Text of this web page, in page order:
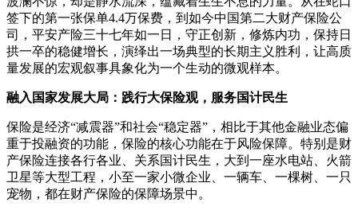
签下的第一张保单4.4万保费，到如今中国第二大财产保险公
司，平安产险三十七年如一日，守正创新，修炼内功，保持日
拱一卒的稳健增长，演绎出一场典型的长期主义胜利，让高质
量发展的宏观叙事具象化为一个生动的微观样本。
融入国家发展大局：践行大保险观，服务国计民生
保险是经济“减震器”和社会“稳定器”，相比于其他金融业态偏
重于投融资的功能，保险的核心功能在于风险保障。特别是财
产保险连接各行各业、关系国计民生，大到一座水电站、火箭
卫星等大型工程，小至一家小微企业、一辆车、一棵树、一只
宠物，都在财产保险的保障场景中。